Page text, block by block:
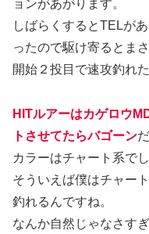
ョンがあがります。
しばらくするとTELが
ったので駆け寄るとまさ
開始２投目で速攻釣れ
HITルアーはカゲロウ
トさせてたらバゴーン
カラーはチャート系でし
そういえば僕はチャー
釣れるんですね。
なんか自然じゃなさす